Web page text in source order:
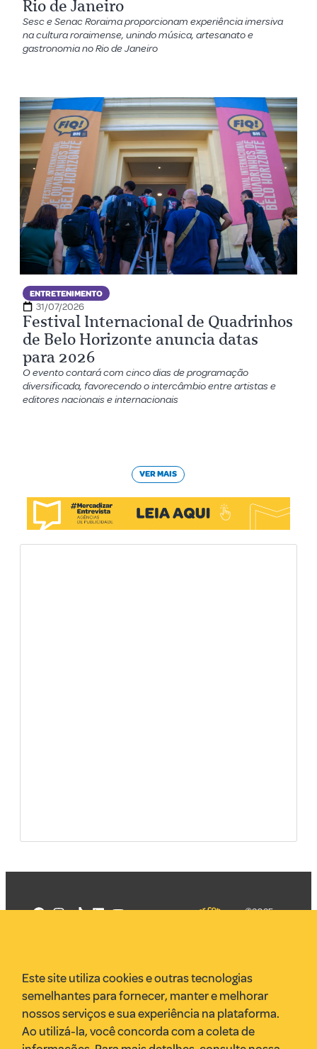
Rio de Janeiro
Sesc e Senac Roraima proporcionam experiência imersiva
na cultura roraimense, unindo música, artesanato e
gastronomia no Rio de Janeiro
ENTRETENIMENTO
31/07/2026
Festival Internacional de Quadrinhos
de Belo Horizonte anuncia datas
para 2026
O evento contará com cinco dias de programação
diversificada, favorecendo o intercâmbio entre artistas e
editores nacionais e internacionais
VER MAIS
VR Assessoria
Parcerias
Envie uma pauta
Anuncie
©2025
Este site utiliza cookies e outras tecnologias
semelhantes para fornecer, manter e melhorar
nossos serviços e sua experiência na plataforma.
Ao utilizá-la, você concorda com a coleta de